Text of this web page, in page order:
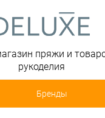
пряжи и
рукоделия
Бренды